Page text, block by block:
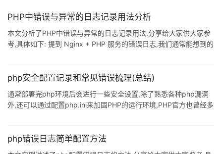
PHP中错误与异常的日志记录用法分析
本文分析了PHP中错误与异常的日志记录用法.分享给大家供大家参
考,具体如下: 提到 Nginx + PHP 服务的错误日志,我们通常能想到的
位置的问题,如果是在 ubuntu 等系统下使用 apt-get 的方式来安装,
置也会影响到日志记录的方式及内容. 错误与异常的区别 关于错误
php安全配置记录和常见错误梳理(总结)
通常部署完php环境后会进行一些安全设置,除了熟悉各种php漏洞
外,还可以通过配置php.ini来加固PHP的运行环境,PHP官方也曾经多
变量从何而来,也容易出现一些变量覆盖的问题.因此从最佳实践的角
php错误日志简单配置方法